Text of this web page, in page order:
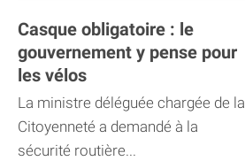
Casque obligatoire : le
gouvernement y pense pour
les vélos
La ministre déléguée chargée de la
Citoyenneté a demandé à la
sécurité routière...